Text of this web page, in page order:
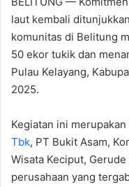
laut kembali
komunitas di Belitung
50 ekor tukik dan
Pulau Kelayang,
2025.
Kegiatan ini
Tbk, PT Bukit Asam,
Wisata Keciput,
perusahaan yang